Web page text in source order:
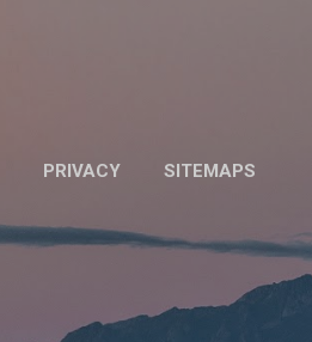
PRIVACY SITEMAPS